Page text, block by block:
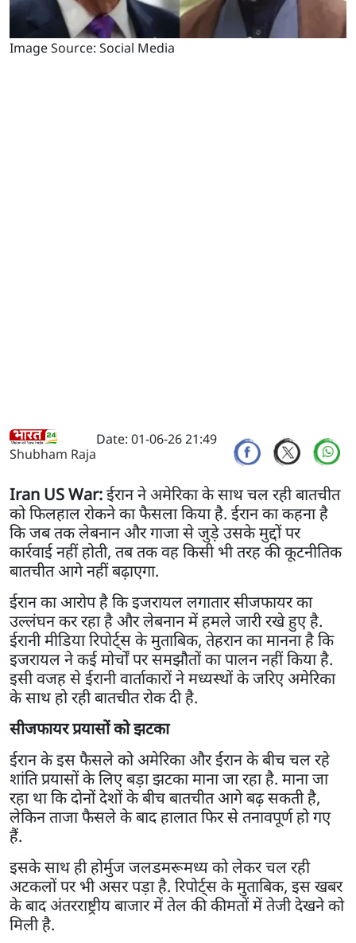
Image Source: Social Media
Shubham Raja
Date: 01-06-26 21:49
Iran US War:ईरान ने अमेरिका के साथ चल रही बातचीत
को फिलहाल रोकने का फैसला किया है. ईरान का कहना है
कि जब तक लेबनान और गाजा से जुड़े उसके मुद्दों पर
कार्रवाई नहीं होती, तब तक वह किसी भी तरह की कूटनीतिक
बातचीत आगे नहीं बढ़ाएगा.
ईरान का आरोप है कि इजरायल लगातार सीजफायर का
उल्लंघन कर रहा है और लेबनान में हमले जारी रखे हुए है.
ईरानी मीडिया रिपोर्ट्स के मुताबिक, तेहरान का मानना है कि
इजरायल ने कई मोर्चों पर समझौतों का पालन नहीं किया है.
इसी वजह से ईरानी वार्ताकारों ने मध्यस्थों के जरिए अमेरिका
के साथ हो रही बातचीत रोक दी है.
सीजफायर प्रयासों को झटका
ईरान के इस फैसले को अमेरिका और ईरान के बीच चल रहे
शांति प्रयासों के लिए बड़ा झटका माना जा रहा है. माना जा
रहा था कि दोनों देशों के बीच बातचीत आगे बढ़ सकती है,
लेकिन ताजा फैसले के बाद हालात फिर से तनावपूर्ण हो गए
हैं.
इसके साथ ही होर्मुज जलडमरूमध्य को लेकर चल रही
अटकलों पर भी असर पड़ा है. रिपोर्ट्स के मुताबिक, इस खबर
के बाद अंतरराष्ट्रीय बाजार में तेल की कीमतों में तेजी देखने को
मिली है.